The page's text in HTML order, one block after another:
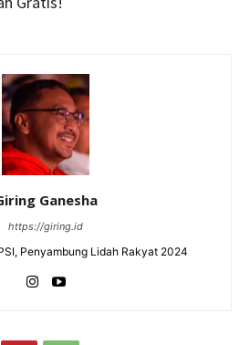
Ganesha
https://giring.id
Penyambung Lidah Rakyat 2024